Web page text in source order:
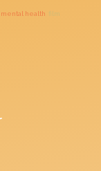
mental health film